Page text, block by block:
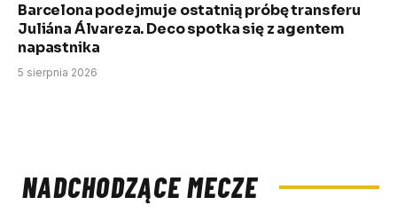
Barcelona podejmuje ostatnią próbę transferu
Juliána Álvareza. Deco spotka się z agentem
napastnika
5 sierpnia 2026
NADCHODZĄCE MECZE